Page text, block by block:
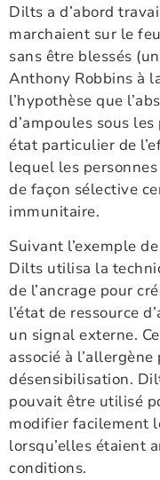
Dilts a d’abord
marchaient sur le
sans être blessés
Anthony Robbins à
l’hypothèse que
d’ampoules sous
état particulier de
lequel les
de façon sélective
immunitaire.
Suivant l’exemple
Dilts utilisa la
de l’ancrage pour
l’état de ressource
un signal externe.
associé à
désensibilisation.
pouvait être utilisé
modifier facilement
lorsqu’elles étaient
conditions.